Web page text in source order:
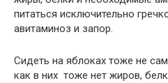
питаться исключительно
авитаминоз и запор.
Сидеть на яблоках тоже не
как в них тоже нет жиров,